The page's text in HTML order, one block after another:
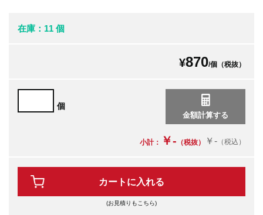
在庫：11 個
¥870/個（税抜）
個
小計： ￥- （税抜） ￥- （税込）
カートに入れる
(お見積りもこちら)